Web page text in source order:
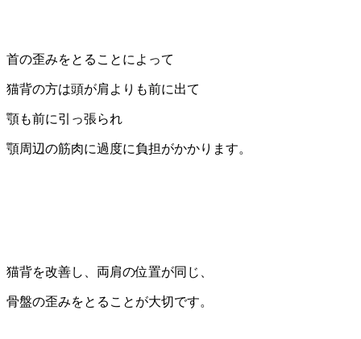
首の歪みをとることによって
猫背の方は頭が肩よりも前に出て
顎も前に引っ張られ
顎周辺の筋肉に過度に負担がかかります。
猫背を改善し、両肩の位置が同じ、
骨盤の歪みをとることが大切です。